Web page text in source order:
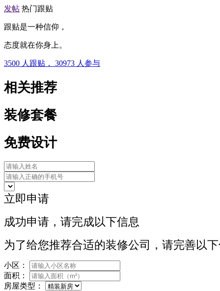
发帖 热门跟贴
跟贴是一种信仰，
态度就在你身上。
3500 人跟贴， 30973 人参与
相关推荐
装修套餐
免费设计
立即申请
成功申请，请完成以下信息
为了给您推荐合适的装修公司，请完善以
小区：
面积：
房屋类型：